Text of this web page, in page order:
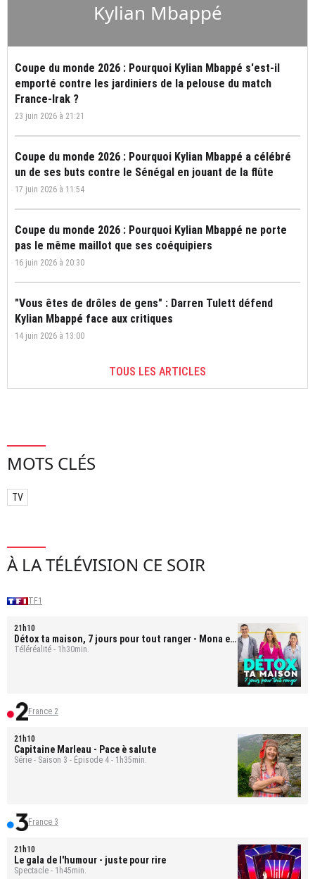
Kylian Mbappé
Coupe du monde 2026 : Pourquoi Kylian Mbappé s'est-il
emporté contre les jardiniers de la pelouse du match
France-Irak ?
23 juin 2026 à 21:21
Coupe du monde 2026 : Pourquoi Kylian Mbappé a célébré
un de ses buts contre le Sénégal en jouant de la flûte
17 juin 2026 à 11:54
Coupe du monde 2026 : Pourquoi Kylian Mbappé ne porte
pas le même maillot que ses coéquipiers
16 juin 2026 à 20:30
"Vous êtes de drôles de gens" : Darren Tulett défend
Kylian Mbappé face aux critiques
14 juin 2026 à 13:00
TOUS LES ARTICLES
MOTS CLÉS
TV
À LA TÉLÉVISION CE SOIR
TF1
21h10
Détox ta maison, 7 jours pour tout ranger - Mona et
Bastien
Téléréalité - 1h30min.
France 2
21h10
Capitaine Marleau - Pace è salute
Série - Saison 3 - Épisode 4 - 1h35min.
France 3
21h10
Le gala de l'humour - juste pour rire
Spectacle - 1h45min.